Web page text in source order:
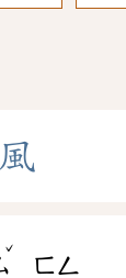
風
ˇ
ㄈㄥ